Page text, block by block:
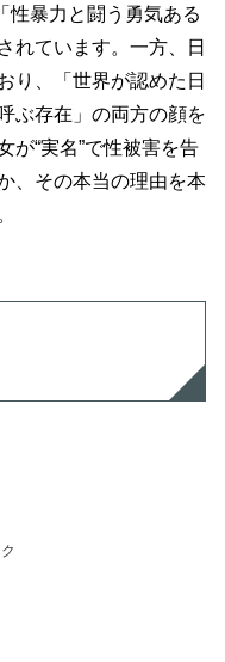
「性暴力と闘う勇気ある
れています。一方、日
り、「世界が認めた日
ぶ存在」の両方の顔を
が“実名”で性被害を告
、その本当の理由を本